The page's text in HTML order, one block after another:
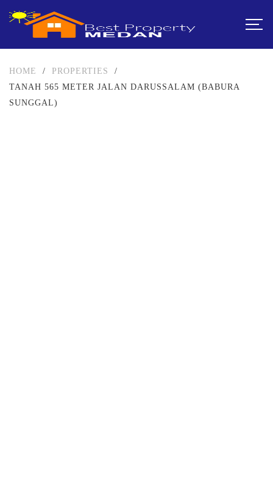
HOME / PROPERTIES
/
TANAH 565 METER JALAN DARUSSALAM (BABURA
SUNGGAL)